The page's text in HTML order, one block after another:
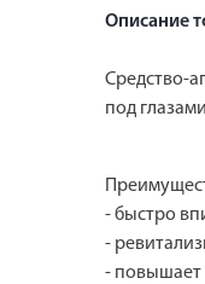
Описание
Средство-
под
- быстро
-
- повышает